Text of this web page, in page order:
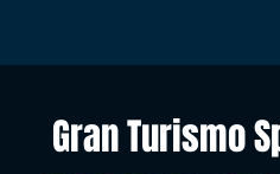
Gran Turismo